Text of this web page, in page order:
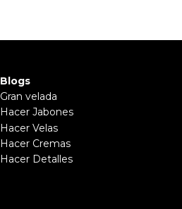
Blogs
Gran velada
Hacer Jabones
Hacer Velas
Hacer Cremas
Hacer Detalles